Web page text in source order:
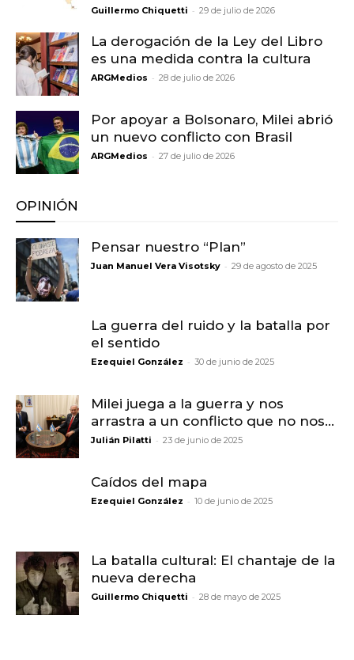
Guillermo Chiquetti - 29 de julio de 2026
La derogación de la Ley del Libro
es una medida contra la cultura
ARGMedios - 28 de julio de 2026
Por apoyar a Bolsonaro, Milei abrió
un nuevo conflicto con Brasil
ARGMedios - 27 de julio de 2026
OPINIÓN
Pensar nuestro “Plan”
Juan Manuel Vera Visotsky - 29 de agosto de 2025
La guerra del ruido y la batalla por
el sentido
Ezequiel González - 30 de junio de 2025
Milei juega a la guerra y nos
arrastra a un conflicto que no nos...
Julián Pilatti - 23 de junio de 2025
Caídos del mapa
Ezequiel González - 10 de junio de 2025
La batalla cultural: El chantaje de la
nueva derecha
Guillermo Chiquetti - 28 de mayo de 2025